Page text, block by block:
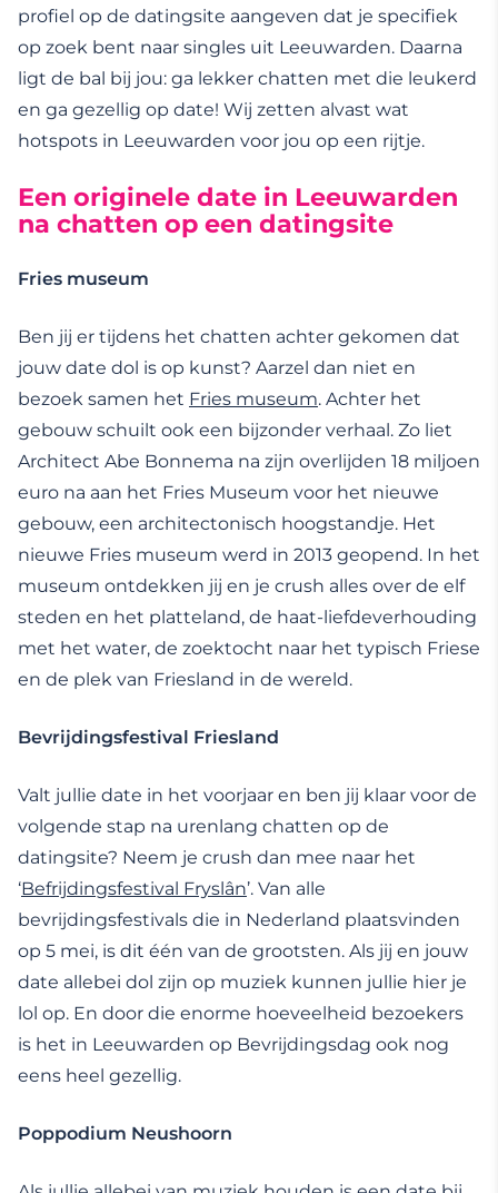
profiel op de datingsite aangeven dat je specifiek
op zoek bent naar singles uit Leeuwarden. Daarna
ligt de bal bij jou: ga lekker chatten met die leukerd
en ga gezellig op date! Wij zetten alvast wat
hotspots in Leeuwarden voor jou op een rijtje.
Een originele date in Leeuwarden
na chatten op een datingsite
Fries museum
Ben jij er tijdens het chatten achter gekomen dat
jouw date dol is op kunst? Aarzel dan niet en
bezoek samen het Fries museum. Achter het
gebouw schuilt ook een bijzonder verhaal. Zo liet
Architect Abe Bonnema na zijn overlijden 18 miljoen
euro na aan het Fries Museum voor het nieuwe
gebouw, een architectonisch hoogstandje. Het
nieuwe Fries museum werd in 2013 geopend. In het
museum ontdekken jij en je crush alles over de elf
steden en het platteland, de haat-liefdeverhouding
met het water, de zoektocht naar het typisch Friese
en de plek van Friesland in de wereld.
Bevrijdingsfestival Friesland
Valt jullie date in het voorjaar en ben jij klaar voor de
volgende stap na urenlang chatten op de
datingsite? Neem je crush dan mee naar het
‘Befrijdingsfestival Fryslân’. Van alle
bevrijdingsfestivals die in Nederland plaatsvinden
op 5 mei, is dit één van de grootsten. Als jij en jouw
date allebei dol zijn op muziek kunnen jullie hier je
lol op. En door die enorme hoeveelheid bezoekers
is het in Leeuwarden op Bevrijdingsdag ook nog
eens heel gezellig.
Poppodium Neushoorn